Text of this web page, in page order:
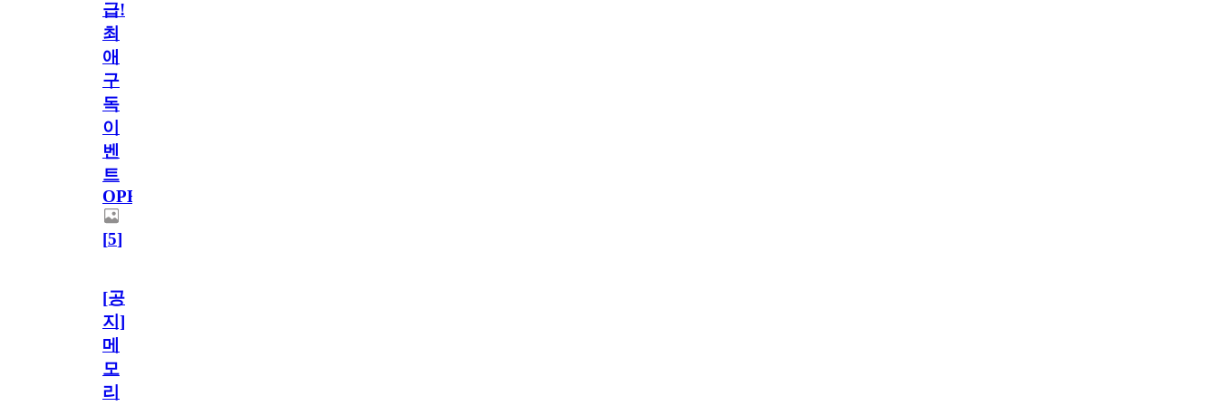
급!
최
애
구
독
이
벤
트
OPEN!
[5]
[공
지]
메
모
리